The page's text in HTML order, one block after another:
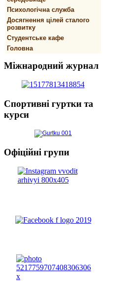
Психологічна служба
Досягнення цілей сталого
розвитку
Студентське кафе
Головна
Міжнародний журнал
Спортивнi гуртки та
курси
Офіційні групи